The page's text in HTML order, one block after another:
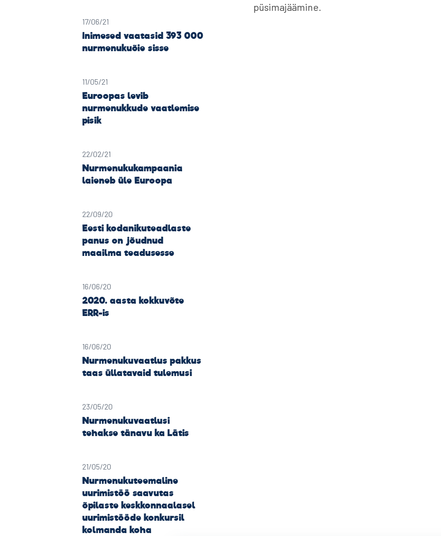
17/06/21
Inimesed vaatasid 393 000
nurmenukuõie sisse
11/05/21
Euroopas levib
nurmenukkude vaatlemise
pisik
22/02/21
Nurmenukukampaania
laieneb üle Euroopa
22/09/20
Eesti kodanikuteadlaste
panus on jõudnud
maailma teadusesse
16/06/20
2020. aasta kokkuvõte
ERR-is
16/06/20
Nurmenukuvaatlus pakkus
taas üllatavaid tulemusi
23/05/20
Nurmenukuvaatlusi
tehakse tänavu ka Lätis
21/05/20
Nurmenukuteemaline
uurimistöö saavutas
õpilaste keskkonnaalasel
uurimistööde konkursil
kolmanda koha
püsimajäämine.